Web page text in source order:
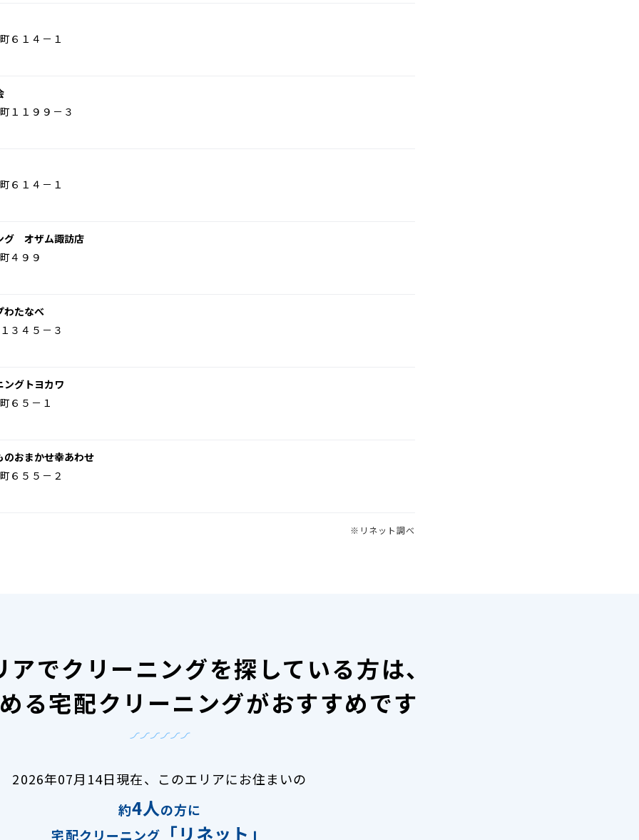
６１４－１
１１９９－３
６１４－１
グ オザム諏訪店
４９９
わたなべ
３４５－３
ングトヨカワ
６５－１
おまかせ幸あわせ
６５５－２
※リネット調べ
アでクリーニングを探している方は、
る宅配クリーニングがおすすめです
2026年07月14日現在、
このエリアにお住まいの
約4人の方に
宅配クリーニング
「リネット」